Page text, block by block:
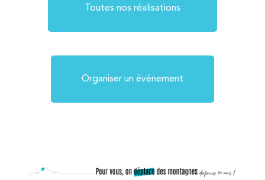
PARIS
Toutes nos réalisations
Organiser un événement